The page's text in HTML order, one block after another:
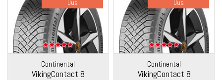
Uus
Continental
VikingContact 8
Uus
Continental
VikingContact 8